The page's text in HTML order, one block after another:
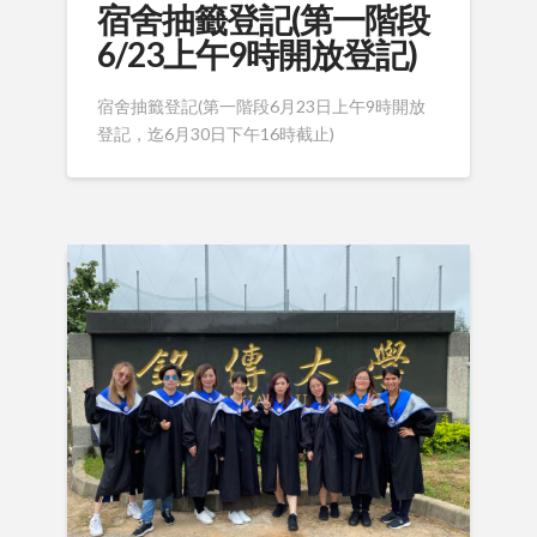
宿舍抽籤登記(第一階段
6/23上午9時開放登記)
宿舍抽籤登記(第一階段6月23日上午9時開放
登記，迄6月30日下午16時截止)